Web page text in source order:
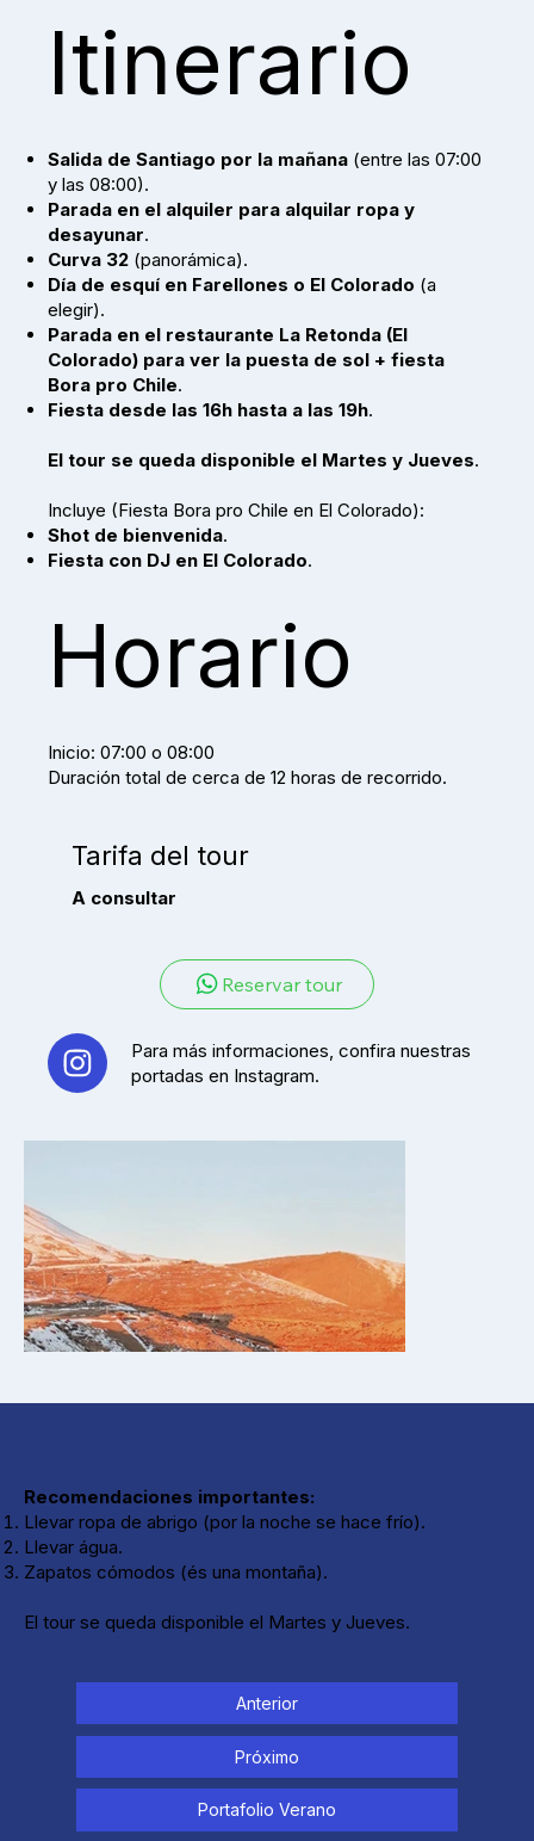
Itinerario
Salida de Santiago por la mañana (entre las 07:00
y las 08:00).
Parada en el alquiler para alquilar ropa y
desayunar.
Curva 32 (panorámica).
Día de esquí en Farellones o El Colorado (a
elegir).
Parada en el restaurante La Retonda (El
Colorado) para ver la puesta de sol + fiesta
Bora pro Chile.
Fiesta desde las 16h hasta a las 19h.
El tour se queda disponible el Martes y Jueves.
Incluye (Fiesta Bora pro Chile en El Colorado):
Shot de bienvenida.
Fiesta con DJ en El Colorado.
Horario
Inicio: 07:00 o 08:00
Duración total de cerca de 12 horas de recorrido.
Tarifa del tour
A consultar
Reservar tour
Para más informaciones, confira nuestras
portadas en Instagram.
Recomendaciones importantes:
Llevar ropa de abrigo (por la noche se hace frío).
Llevar água.
Zapatos cómodos (és una montaña).
El tour se queda disponible el Martes y Jueves.
Anterior
Próximo
Portafolio Verano